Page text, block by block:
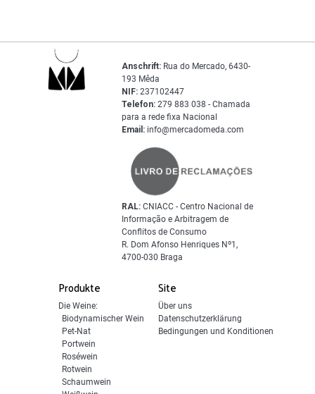
Produkte
Die Weine:
Biodynamischer Wein
Pet-Nat
Portwein
Roséwein
Rotwein
Schaumwein
Site
Über uns
Datenschutzerklärung
Bedingungen und Konditionen
Anschrift: Rua do Mercado, 6430-
193 Mêda
NIF: 237102447
Telefon: 279 883 038 - Chamada
para a rede fixa Nacional
Email: info@mercadomeda.com
RAL: CNIACC - Centro Nacional de
Informação e Arbitragem de
Conflitos de Consumo
R. Dom Afonso Henriques Nº1,
4700-030 Braga